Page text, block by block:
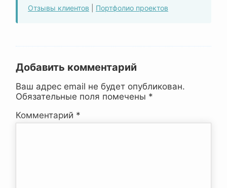
Отзывы клиентов Портфолио проектов
Добавить комментарий
Ваш адрес email не будет опубликован.
Обязательные поля помечены *
Комментарий *